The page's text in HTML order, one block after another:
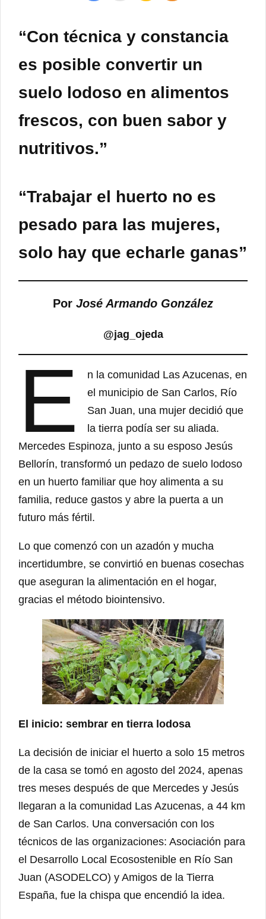
“Con técnica y constancia
es posible convertir un
suelo lodoso en alimentos
frescos, con buen sabor y
nutritivos.”
“Trabajar el huerto no es
pesado para las mujeres,
solo hay que echarle ganas”
Por José Armando González
@jag_ojeda
E
n la comunidad Las Azucenas, en
el municipio de San Carlos, Río
San Juan, una mujer decidió que
la tierra podía ser su aliada.
Mercedes Espinoza, junto a su esposo Jesús
Bellorín, transformó un pedazo de suelo lodoso
en un huerto familiar que hoy alimenta a su
familia, reduce gastos y abre la puerta a un
futuro más fértil.
Lo que comenzó con un azadón y mucha
incertidumbre, se convirtió en buenas cosechas
que aseguran la alimentación en el hogar,
gracias el método biointensivo.
El inicio: sembrar en tierra lodosa
La decisión de iniciar el huerto a solo 15 metros
de la casa se tomó en agosto del 2024, apenas
tres meses después de que Mercedes y Jesús
llegaran a la comunidad Las Azucenas, a 44 km
de San Carlos. Una conversación con los
técnicos de las organizaciones: Asociación para
el Desarrollo Local Ecosostenible en Río San
Juan (ASODELCO) y Amigos de la Tierra
España, fue la chispa que encendió la idea.